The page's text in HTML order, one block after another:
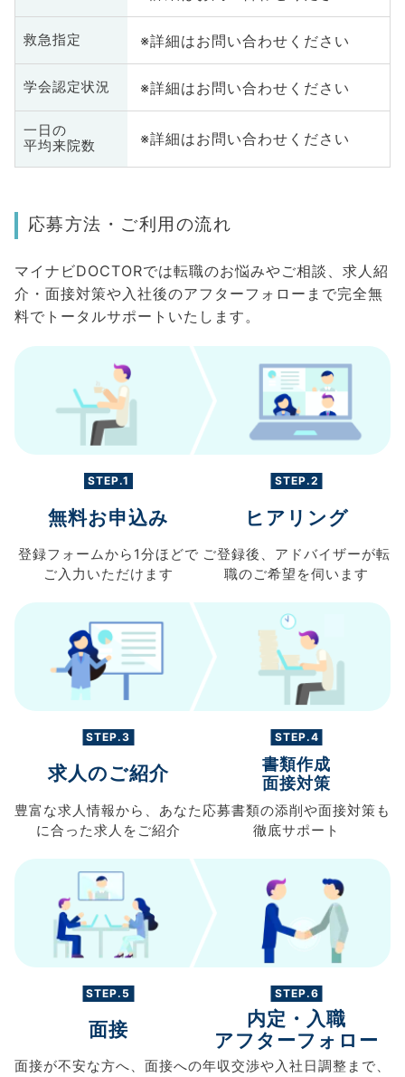
救急指定 ※詳細はお問い合わせください
学会認定状況 ※詳細はお問い合わせください
一日の
平均来院数
※詳細はお問い合わせください
応募方法・ご利用の流れ
マイナビDOCTORでは転職のお悩みやご相談、求人紹
介・面接対策や入社後のアフターフォローまで完全無
料でトータルサポートいたします。
STEP.1
無料お申込み
登録フォームから 1分ほどで
ご入力 いただけます
STEP.2
ヒアリング
ご登録後、 アドバイザーが転
職のご希望を伺います
STEP.3
求人のご紹介
豊富な求人情報から、 あなた
に合った求人を ご紹介
STEP.4
書類作成
面接対策
応募書類の添削や面接対策も
徹底サポート
STEP.5
面接
面接が不安な方へ、 面接への
STEP.6
内定・入職
アフターフォロー
年収交渉や入社日調整まで、